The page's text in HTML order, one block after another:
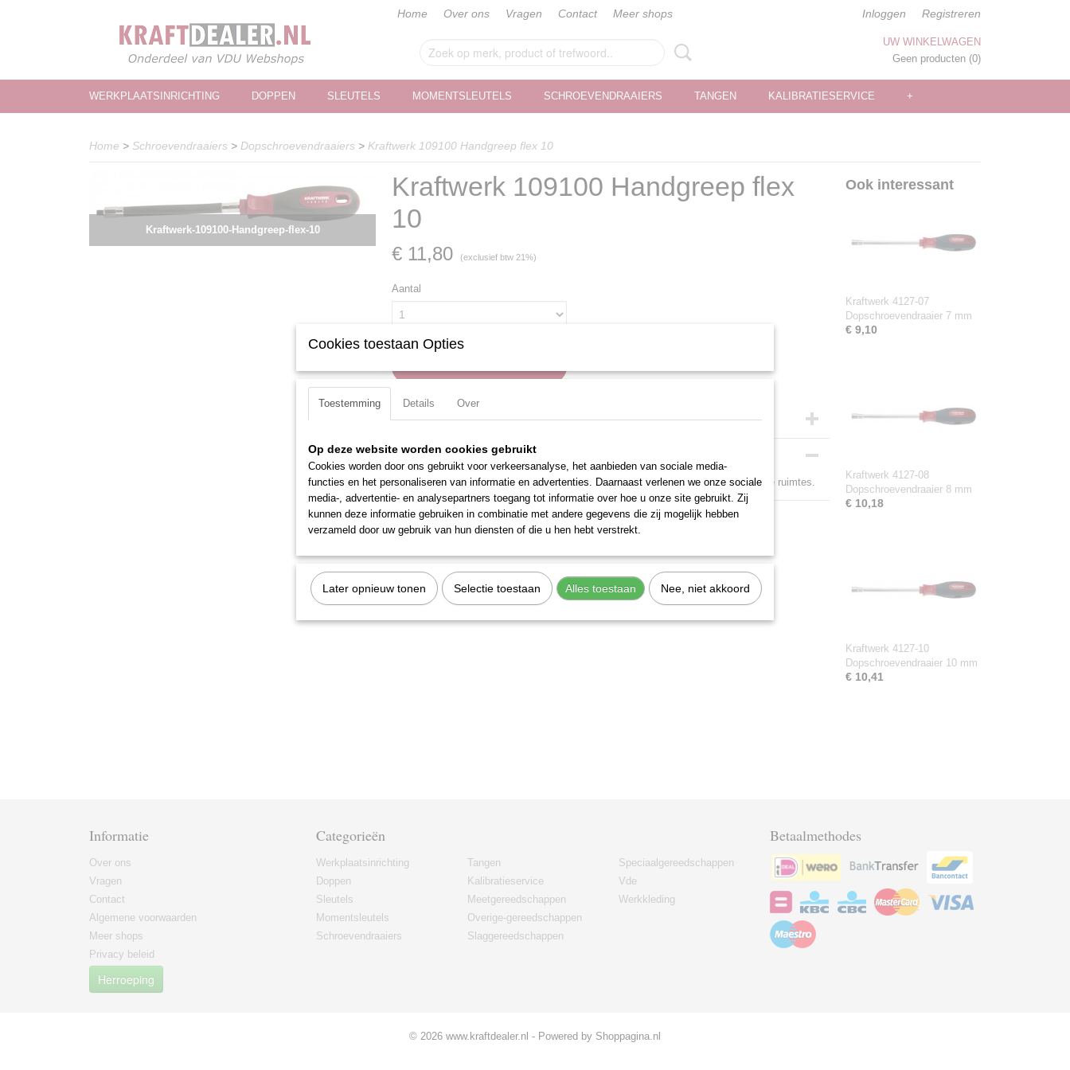
Home Over ons Vragen Contact Meer shops Inloggen Registreren
UW WINKELWAGEN
Geen producten (0)
WERKPLAATSINRICHTING DOPPEN SLEUTELS MOMENTSLEUTELS SCHROEVENDRAAIERS TANGEN KALIBRATIESERVICE +
Home > Schroevendraaiers > Dopschroevendraaiers > Kraftwerk 109100 Handgreep flex 10
Kraftwerk-109100-Handgreep-flex-10
Kraftwerk 109100 Handgreep flex
10
€ 11,80 (exclusief btw 21%)
Aantal
Specificaties
Productcode
EAN code
7612206078634
Productcode leverancier
109100
Omschrijving
Dopschroevendraaier voorzien van een flexibele kling, ideaal voor gebruik in smalle ruimtes.
Ook interessant
Kraftwerk 4127-07
Dopschroevendraaier 7 mm
€ 9,10
Kraftwerk 4127-08
Dopschroevendraaier 8 mm
€ 10,18
Kraftwerk 4127-10
Dopschroevendraaier 10 mm
€ 10,41
Informatie
Over ons
Vragen
Contact
Algemene voorwaarden
Meer shops
Privacy beleid
Herroeping
Categorieën
Werkplaatsinrichting
Doppen
Sleutels
Momentsleutels
Schroevendraaiers
Tangen
Kalibratieservice
Meetgereedschappen
Overige-gereedschappen
Slaggereedschappen
Speciaalgereedschappen
Vde
Werkkleding
Betaalmethodes
© 2026 www.kraftdealer.nl - Powered by Shoppagina.nl
Cookies toestaan Opties
Toestemming Details Over
Op deze website worden cookies gebruikt
Cookies worden door ons gebruikt voor verkeersanalyse, het aanbieden van sociale media-
functies en het personaliseren van informatie en advertenties. Daarnaast verlenen we onze sociale
media-, advertentie- en analysepartners toegang tot informatie over hoe u onze site gebruikt. Zij
kunnen deze informatie gebruiken in combinatie met andere gegevens die zij mogelijk hebben
verzameld door uw gebruik van hun diensten of die u hen hebt verstrekt.
Later opnieuw tonen Selectie toestaan Alles toestaan Nee, niet akkoord